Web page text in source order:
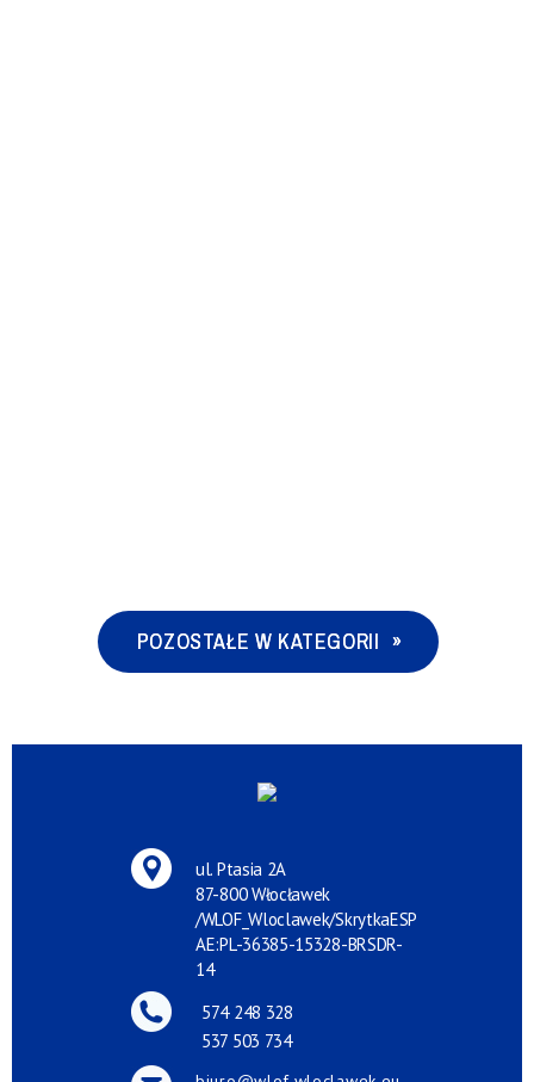
POZOSTAŁE W KATEGORII
ul. Ptasia 2A
87-800 Włocławek
/WLOF_Wloclawek/SkrytkaESP
AE:PL-36385-15328-BRSDR-
14
574 248 328
537 503 734